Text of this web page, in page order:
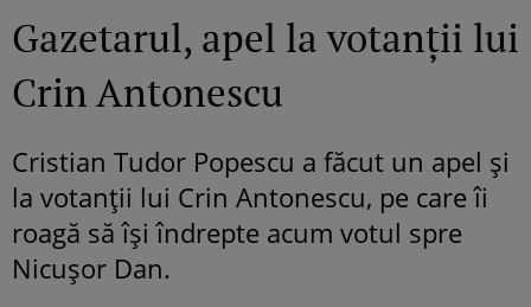
Gazetarul, apel la votanții lui
Crin Antonescu
Cristian Tudor Popescu a făcut un apel și
la votanții lui Crin Antonescu, pe care îi
roagă să își îndrepte acum votul spre
Nicușor Dan.